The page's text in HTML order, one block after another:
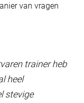
van vragen
trainer heb
heel
stevige